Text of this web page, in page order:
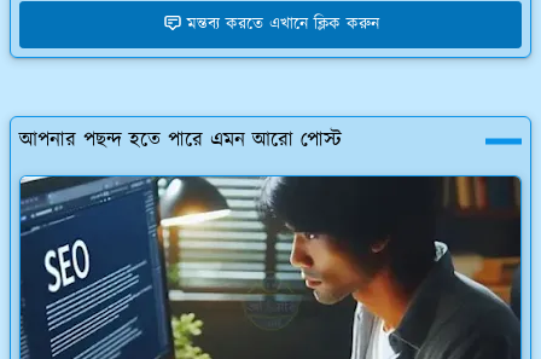
মন্তব্য করতে এখানে ক্লিক করুন
আপনার পছন্দ হতে পারে এমন আরো পোস্ট